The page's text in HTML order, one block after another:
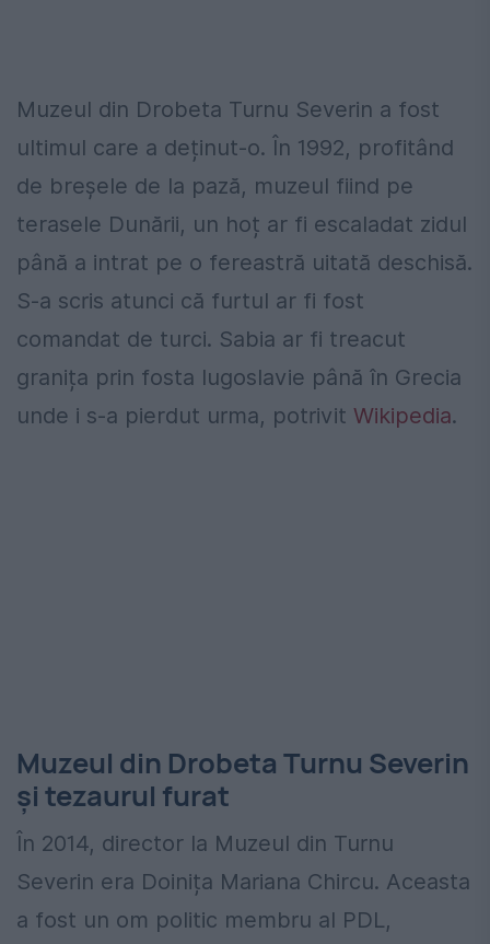
Muzeul din Drobeta Turnu Severin a fost
ultimul care a deținut-o. În 1992, profitând
de breșele de la pază, muzeul fiind pe
terasele Dunării, un hoț ar fi escaladat zidul
până a intrat pe o fereastră uitată deschisă.
S-a scris atunci că furtul ar fi fost
comandat de turci. Sabia ar fi treacut
granița prin fosta Iugoslavie până în Grecia
unde i s-a pierdut urma, potrivit Wikipedia.
Muzeul din Drobeta Turnu Severin
și tezaurul furat
În 2014, director la Muzeul din Turnu
Severin era Doinița Mariana Chircu. Aceasta
a fost un om politic membru al PDL,